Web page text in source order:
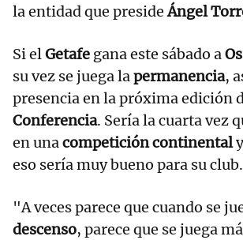
la entidad que presideÁngel
Si elGetafe gana este sábado a
su vez se juega lapermanencia,
presencia en la próxima edición
Conferencia. Sería la cuarta vez
en unacompetición continental
eso sería muy bueno para su club.
"A veces parece que cuando se
descenso, parece que se juega